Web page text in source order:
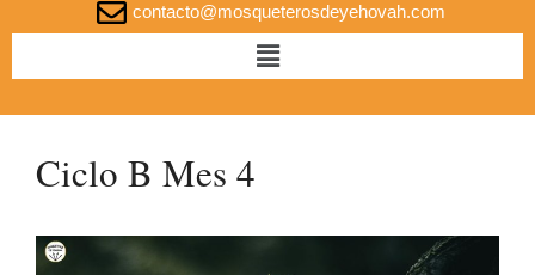
contacto@mosqueterosdeyehovah.com
Ciclo B Mes 4